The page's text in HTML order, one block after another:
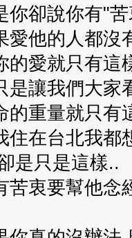
你卻說你有"
愛他的人都沒
的愛就只有這
是讓我們大家
的重量就只有
住在台北我都
是只是這樣..
苦衷要幫他念